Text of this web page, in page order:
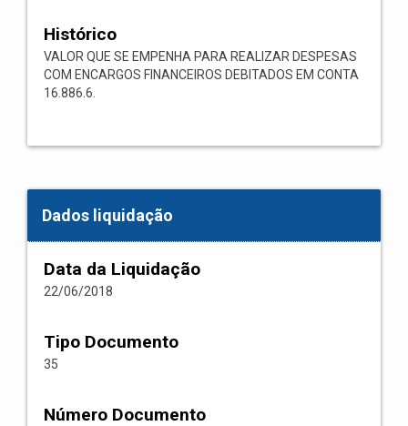
Histórico
VALOR QUE SE EMPENHA PARA REALIZAR DESPESAS
COM ENCARGOS FINANCEIROS DEBITADOS EM CONTA
16.886.6.
Dados liquidação
Data da Liquidação
22/06/2018
Tipo Documento
35
Número Documento